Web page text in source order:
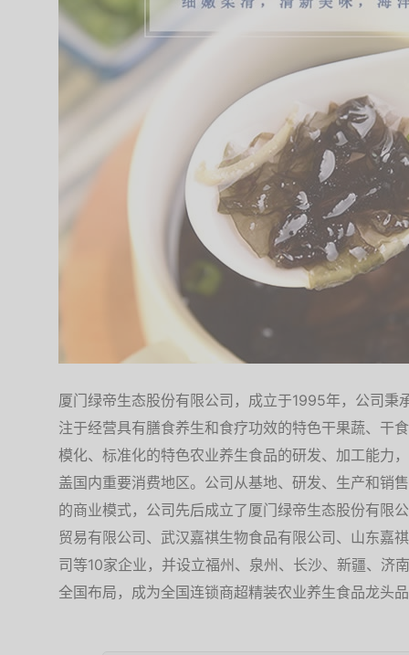
厦门绿帝生态股份有限公司，成立于1995年，公司秉
注于经营具有膳食养生和食疗功效的特色干果蔬、干
模化、标准化的特色农业养生食品的研发、加工能力
盖国内重要消费地区。公司从基地、研发、生产和销
的商业模式，公司先后成立了厦门绿帝生态股份有限
贸易有限公司、武汉嘉祺生物食品有限公司、山东嘉
司等10家企业，并设立福州、泉州、长沙、新疆、济
全国布局，成为全国连锁商超精装农业养生食品龙头